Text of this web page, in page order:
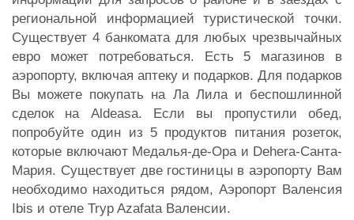
региональной информацией туристической точки.
Существует 4 банкомата для любых чрезвычайных
евро может потребоваться. Есть 5 магазинов в
аэропорту, включая аптеку и подарков. Для подарков
Вы можете покупать на Ла Лила и беспошлинной
сделок на Aldeasa. Если вы пропустили обед,
попробуйте один из 5 продуктов питания розеток,
которые включают Медалья-де-Ора и Dehera-Санта-
Мария. Существует две гостиницы в аэропорту Вам
необходимо находиться рядом, Аэропорт Валенсия
Ibis и отеле Tryp Azafata Валенсии.